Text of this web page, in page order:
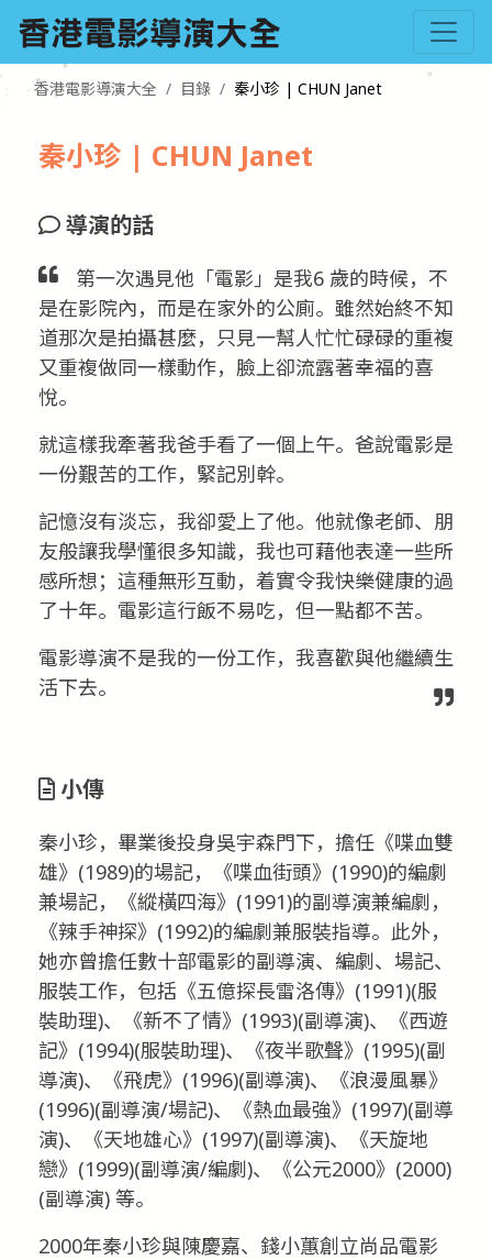
香港電影導演大全 目錄 秦小珍 | CHUN Janet
秦小珍 | CHUN Janet
導演的話
第一次遇見他「電影」是我6 歲的時候，不
是在影院內，而是在家外的公廁。雖然始終不知
道那次是拍攝甚麼，只見一幫人忙忙碌碌的重複
又重複做同一樣動作，臉上卻流露著幸福的喜
悅。
就這樣我牽著我爸手看了一個上午。爸說電影是
一份艱苦的工作，緊記別幹。
記憶沒有淡忘，我卻愛上了他。他就像老師、朋
友般讓我學懂很多知識，我也可藉他表達一些所
感所想；這種無形互動，着實令我快樂健康的過
了十年。電影這行飯不易吃，但一點都不苦。
電影導演不是我的一份工作，我喜歡與他繼續生
活下去。
小傳
秦小珍，畢業後投身吳宇森門下，擔任《喋血雙
雄》(1989)的場記，《喋血街頭》(1990)的編劇
兼場記，《縱橫四海》(1991)的副導演兼編劇，
《辣手神探》(1992)的編劇兼服裝指導。此外，
她亦曾擔任數十部電影的副導演、編劇、場記、
服裝工作，包括《五億探長雷洛傳》(1991)(服
裝助理)、《新不了情》(1993)(副導演)、《西遊
記》(1994)(服裝助理)、《夜半歌聲》(1995)(副
導演)、《飛虎》(1996)(副導演)、《浪漫風暴》
(1996)(副導演/場記)、《熱血最強》(1997)(副導
演)、《天地雄心》(1997)(副導演)、《天旋地
戀》(1999)(副導演/編劇)、《公元2000》(2000)
(副導演) 等。
2000年秦小珍與陳慶嘉、錢小蕙創立尚品電影